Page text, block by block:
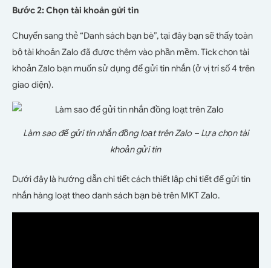
Bước 2: Chọn tài khoản gửi tin
Chuyển sang thẻ “Danh sách bạn bè”, tại đây bạn sẽ thấy toàn
bộ tài khoản Zalo đã được thêm vào phần mềm. Tick chọn tài
khoản Zalo bạn muốn sử dụng để gửi tin nhắn (ở vị trí số 4 trên
giao diện).
Làm sao để gửi tin nhắn đồng loạt trên Zalo – Lựa chọn tài
khoản gửi tin
Dưới đây là hướng dẫn chi tiết cách thiết lập chi tiết để gửi tin
nhắn hàng loạt theo danh sách bạn bè trên MKT Zalo.